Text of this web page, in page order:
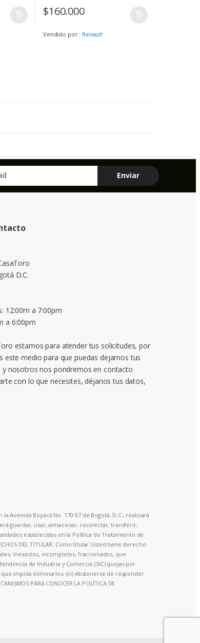
$160.000
Vendido por : Renault
D.C.
12:00m a 7:00pm
a 6:00pm
estamos para atender tus solicitudes, por
este medio para que puedas dejarnos tus
y nosotros nos pondremos en contacto
con lo que necesites, déjanos tus datos,
Avenida Boyacá No. 170-97 de Bogotá, D.C., realizará
guardar, usar, almacenar, recolectar, transferir,
establecidas en la Política de Tratamiento de
DEL TITULAR: Como titular Usted tiene derecho
inexactos, incompletos, fraccionados, que
de Industria y Comercio (SIC) quejas por
impida eliminarlos; (vi) Abstenerse de responder
PARA CONOCER LA POLÍTICA DE